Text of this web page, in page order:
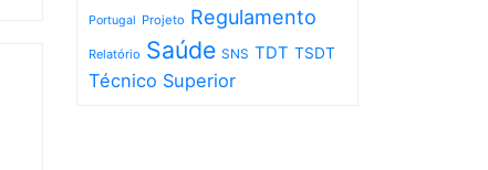
Portugal Projeto Regulamento
Relatório Saúde SNS TDT TSDT
Técnico Superior